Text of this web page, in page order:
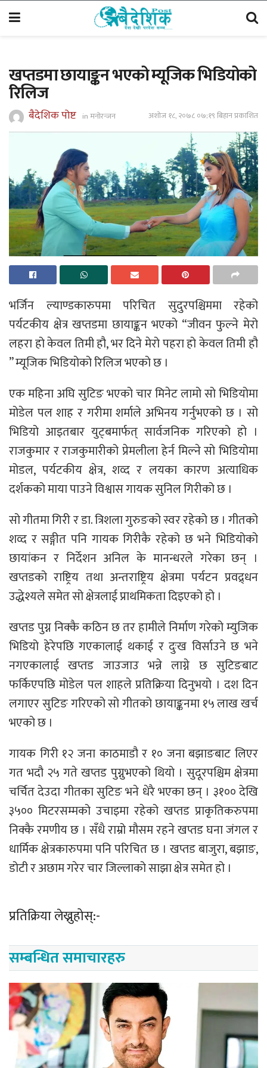
खप्तडमा छायाङ्कन भएको म्यूजिक भिडियोको
रिलिज
बैदेशिक पोष्ट inमनोरन्जन अशोज १८, २०७८ ०७;१९ बिहान प्रकाशित
भर्जिन ल्याण्डकारुपमा परिचित सुदुरपश्चिममा रहेको
पर्यटकीय क्षेत्र खप्तडमा छायाङ्कन भएको “जीवन फुल्ने मेरो
लहरा हो केवल तिमी हौ, भर दिने मेरो पहरा हो केवल तिमी हौ
” म्यूजिक भिडियोको रिलिज भएको छ ।
एक महिना अघि सुटिङ भएको चार मिनेट लामो सो भिडियोमा
मोडेल पल शाह र गरीमा शर्माले अभिनय गर्नुभएको छ । सो
भिडियो आइतबार युट्बमार्फत् सार्वजनिक गरिएको हो ।
राजकुमार र राजकुमारीको प्रेमलीला हेर्न मिल्ने सो भिडियोमा
मोडल, पर्यटकीय क्षेत्र, शव्द र लयका कारण अत्याधिक
दर्शकको माया पाउने विश्वास गायक सुनिल गिरीको छ ।
सो गीतमा गिरी र डा. त्रिशला गुरुङको स्वर रहेको छ । गीतको
शव्द र सङ्गीत पनि गायक गिरीकै रहेको छ भने भिडियोको
छायांकन र निर्देशन अनिल के मानन्धरले गरेका छन् ।
खप्तडको राष्ट्रिय तथा अन्तराष्ट्रिय क्षेत्रमा पर्यटन प्रवद्र्धन
उद्धेश्यले समेत सो क्षेत्रलाई प्राथमिकता दिइएको हो ।
खप्तड पुग्न निक्कै कठिन छ तर हामीले निर्माण गरेको म्युजिक
भिडियो हेरेपछि गएकालाई थकाई र दुःख विर्साउने छ भने
नगएकालाई खप्तड जाउजाउ भन्ने लाग्ने छ सुटिङबाट
फर्किएपछि मोडेल पल शाहले प्रतिक्रिया दिनुभयो । दश दिन
लगाएर सुटिङ गरिएको सो गीतको छायाङ्कनमा १५ लाख खर्च
भएको छ ।
गायक गिरी १२ जना काठमाडौ र १० जना बझाङबाट लिएर
गत भदौ २५ गते खप्तड पुग्नुभएको थियो । सुदूरपश्चिम क्षेत्रमा
चर्चित देउदा गीतका सुटिङ भने धेरै भएका छन् । ३१०० देखि
३५०० मिटरसम्मको उचाइमा रहेको खप्तड प्राकृतिकरुपमा
निक्कै रमणीय छ । सँधै राम्रो मौसम रहने खप्तड घना जंगल र
धार्मिक क्षेत्रकारुपमा पनि परिचित छ । खप्तड बाजुरा, बझाङ,
डोटी र अछाम गरेर चार जिल्लाको साझा क्षेत्र समेत हो ।
प्रतिक्रिया लेख्नुहोस्:-
सम्बन्धित समाचारहरु